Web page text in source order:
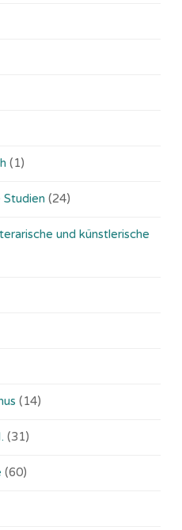
(1)
Studien (24)
und künstlerische
(14)
(31)
(60)